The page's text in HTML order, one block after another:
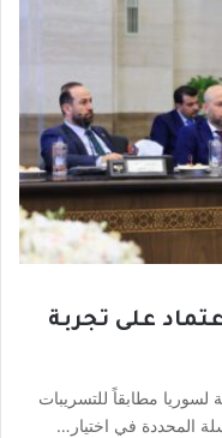
على تجربة
لسوريا مطابقاً للتسريبات
المحددة في اختيار…